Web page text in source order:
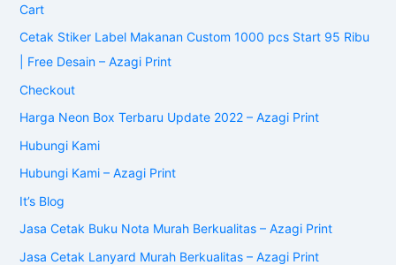
Cart
Cetak Stiker Label Makanan Custom 1000 pcs Start 95 Ribu
| Free Desain – Azagi Print
Checkout
Harga Neon Box Terbaru Update 2022 – Azagi Print
Hubungi Kami
Hubungi Kami – Azagi Print
It’s Blog
Jasa Cetak Buku Nota Murah Berkualitas – Azagi Print
Jasa Cetak Lanyard Murah Berkualitas – Azagi Print